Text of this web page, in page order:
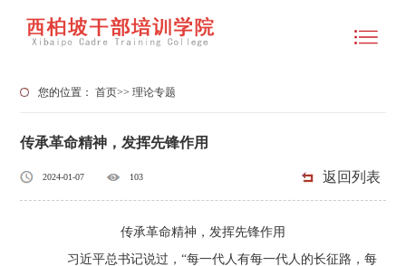
您的位置：首页>>理论专题
传承革命精神，发挥先锋作用
2024-01-07 103 返回列表
传承革命精神，发挥先锋作用
习近平总书记说过，“每一代人有每一代人的长征路，每